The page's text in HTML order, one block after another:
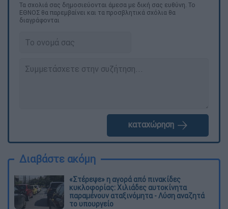
Τα σχολιά σας δημοσιεύονται άμεσα με δική σας ευθύνη. Το
ΕΘΝΟΣ θα παρεμβαίνει και τα προσβλητικά σχόλια θα
διαγράφονται
καταχώρηση
Διαβάστε ακόμη
«Στέρεψε» η αγορά από πινακίδες
κυκλοφορίας: Χιλιάδες αυτοκίνητα
παραμένουν αταξινόμητα - Λύση αναζητά
το υπουργείο